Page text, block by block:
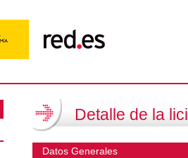
Detalle de la
Datos Generales